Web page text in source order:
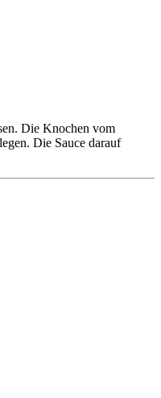
Die Knochen vom
Die Sauce darauf